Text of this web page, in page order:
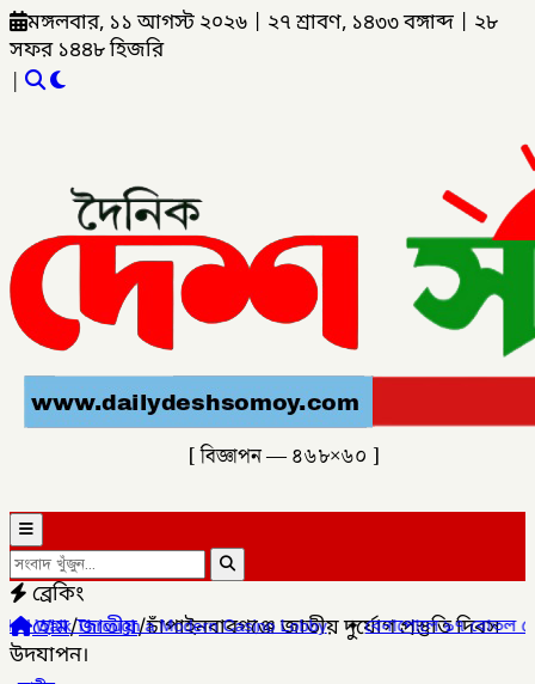
মঙ্গলবার, ১১ আগস্ট ২০২৬ ২৭ শ্রাবণ, ১৪৩৩ বঙ্গাব্দ
২৮
সফর ১৪৪৮ হিজরি
|
[ বিজ্ঞাপন — ৪৬৮×৬০ ]
ব্রেকিং
Casino Lobby✦বেনাপোলে ৯৭ বোতল নেশা জাতীয় সিরাপসহ
হোম/জাতীয়/চাঁপাইনবাবগঞ্জে জাতীয় দুর্যোগ প্রস্তুতি দিবস
উদযাপন।